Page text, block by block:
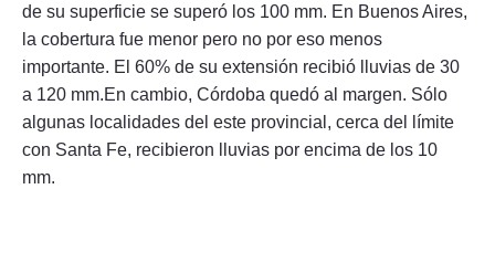
de su superficie se superó los 100 mm. En Buenos Aires,
la cobertura fue menor pero no por eso menos
importante. El 60% de su extensión recibió lluvias de 30
a 120 mm.En cambio, Córdoba quedó al margen. Sólo
algunas localidades del este provincial, cerca del límite
con Santa Fe, recibieron lluvias por encima de los 10
mm.